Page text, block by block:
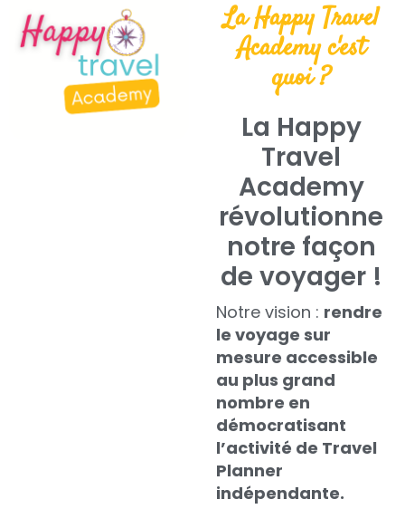
La Happy Travel
Academy c'est
quoi ?
La Happy
Travel
Academy
révolutionne
notre façon
de voyager !
Notre vision : rendre
le voyage sur
mesure accessible
au plus grand
nombre en
démocratisant
l’activité de Travel
Planner
indépendante.